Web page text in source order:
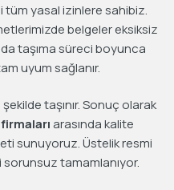
tüm yasal izinlere sahibiz.
belgeler eksiksiz
taşıma süreci boyunca
uyum sağlanır.
taşınır. Sonuç olarak
arasında kalite
sunuyoruz. Üstelik resmi
sorunsuz tamamlanıyor.